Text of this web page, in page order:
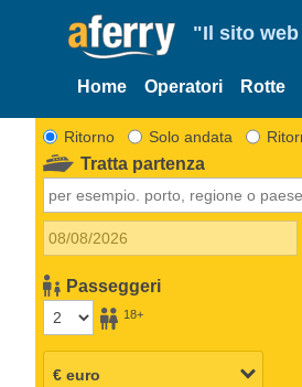
"Il sito
Home Operatori Rotte
Ritorno Solo andata
Tratta partenza
Passeggeri
18+